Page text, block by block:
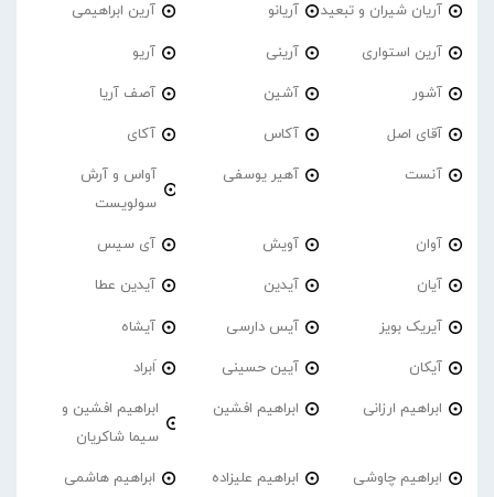
آریان شیران و تبعید آریانو آرین ابراهیمی
آرین استواری آرینی آریو
آشور آشین آصف آریا
آقای اصل آکاس آکای
آنست آهیر یوسفی
آواس و آرش
سولویست
آوان آویش آی سیس
آیان آیدین آیدین عطا
آیریک بویز آیس دارسی آیشاه
آیکان آیین حسینی اَبراد
ابراهیم ارزانی ابراهیم افشین
ابراهیم افشین و
سیما شاکریان
ابراهیم چاوشی ابراهیم علیزاده ابراهیم هاشمی